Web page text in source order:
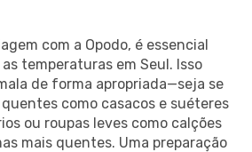
com a Opodo, é essencial
temperaturas em Seul. Isso
de forma apropriada—seja se
como casacos e suéteres
ou roupas leves como calções
mais quentes. Uma preparação